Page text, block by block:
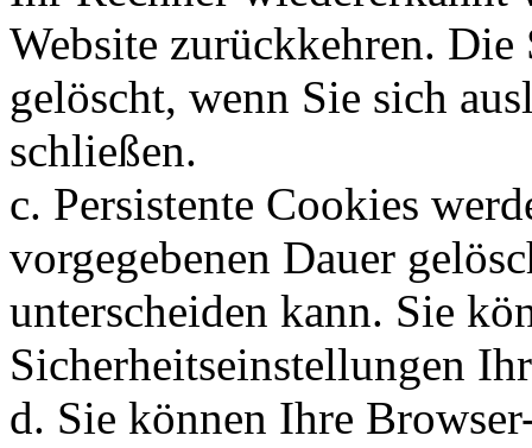
Website zurückkehren. Die
gelöscht, wenn Sie sich
schließen.
c. Persistente Cookies
vorgegebenen Dauer
unterscheiden kann. Sie
Sicherheitseinstellungen
d. Sie können Ihre